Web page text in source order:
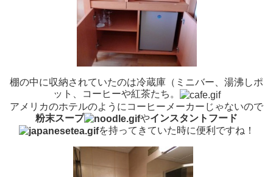
棚の中に収納されていたのは冷蔵庫（ミニバー、湯沸しポ
ット、コーヒーや紅茶たち。
アメリカのホテルのようにコーヒーメーカーじゃないので
粉末スープ
やインスタントフード
を持ってきていた時に便利ですね！